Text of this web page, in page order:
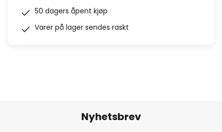
50 dagers åpent kjøp
Varer på lager sendes raskt
Nyhetsbrev